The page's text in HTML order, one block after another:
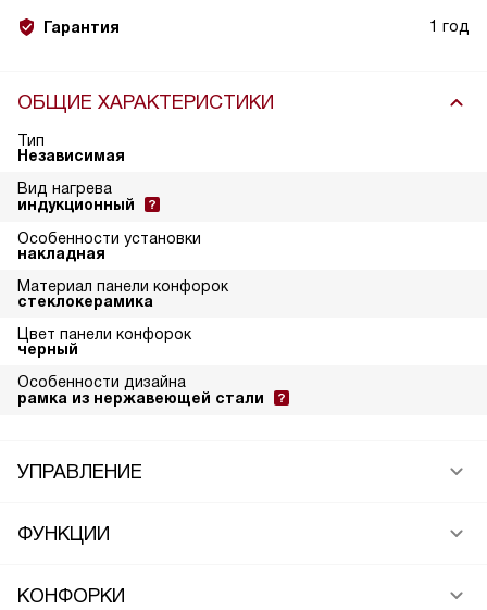
Гарантия 1 год
ОБЩИЕ ХАРАКТЕРИСТИКИ
Тип
Независимая
Вид нагрева
индукционный
Особенности установки
накладная
Материал панели конфорок
стеклокерамика
Цвет панели конфорок
черный
Особенности дизайна
рамка из нержавеющей стали
УПРАВЛЕНИЕ
ФУНКЦИИ
КОНФОРКИ